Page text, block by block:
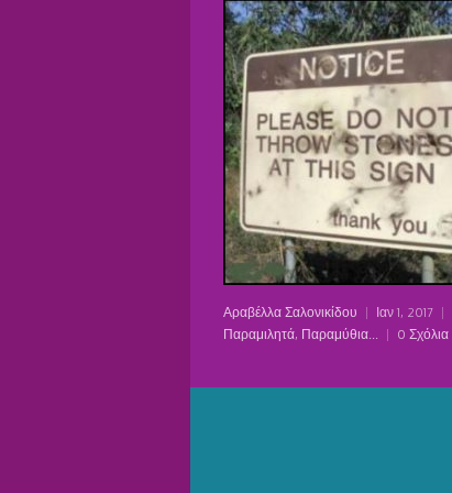
Αραβέλλα Σαλονικίδου | Ιαν 1, 2017 |
Παραμιλητά, Παραμύθια...
| 0 Σχόλια